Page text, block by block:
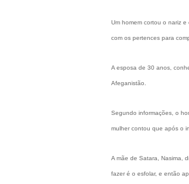
Um homem cortou o nariz
com os pertences para
A esposa de 30 anos,
Afeganistão.
Segundo informações, o
mulher contou que após o
A mãe de Satara, Nasima,
fazer é o esfolar, e então